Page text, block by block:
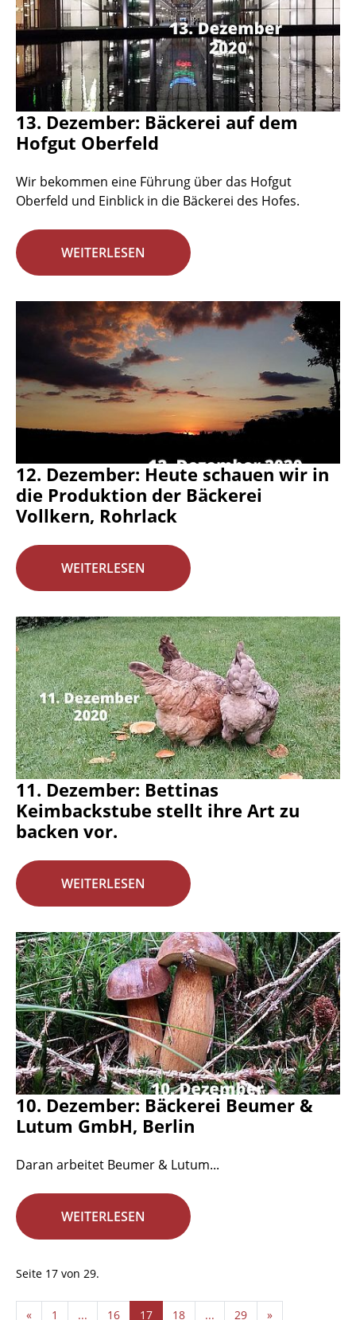
13. Dezember: Bäckerei auf dem
Hofgut Oberfeld
Wir bekommen eine Führung über das Hofgut
Oberfeld und Einblick in die Bäckerei des Hofes.
WEITERLESEN
12. Dezember: Heute schauen wir in
die Produktion der Bäckerei
Vollkern, Rohrlack
WEITERLESEN
11. Dezember: Bettinas
Keimbackstube stellt ihre Art zu
backen vor.
WEITERLESEN
10. Dezember: Bäckerei Beumer &
Lutum GmbH, Berlin
Daran arbeitet Beumer & Lutum...
WEITERLESEN
Seite 17 von 29.
« 1 ... 16 17 18 ... 29 »